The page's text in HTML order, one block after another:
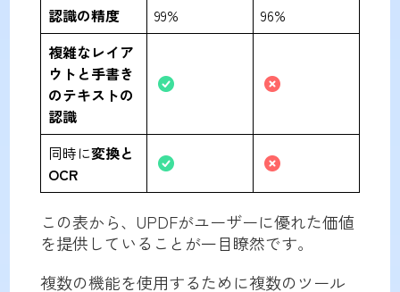
認識の精度
99%
96%
複雑なレイア
ウトと手書き
のテキストの
認識
同時に変換と
OCR
この表から、UPDFがユーザーに優れた価値
を提供していることが一目瞭然です。
複数の機能を使用するために複数のツール